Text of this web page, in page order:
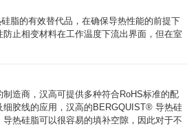
脂的有效替代品，在确保导热性能的前提下
止相变材料在工作温度下流出界面，但在室
造商，汉高可提供多种符合RoHS标准的配
细胶线的应用，汉高的BERGQUIST® 导热硅
热硅脂可以很容易的填补空隙，因此对于不